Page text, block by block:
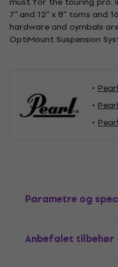
7'' and 12'' x 8'' toms and
hardware and cymbals
OptiMount Suspension
Parametre og
Anbefalet tilbehør